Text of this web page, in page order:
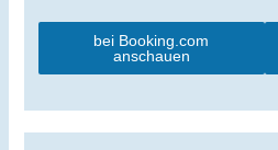
bei Booking.com
anschauen